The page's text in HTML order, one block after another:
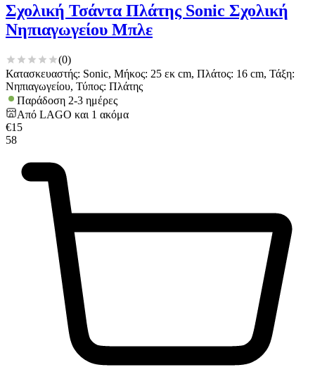
Σχολική Τσάντα Πλάτης Sonic Σχολική
Νηπιαγωγείου Μπλε
(0)
Κατασκευαστής: Sonic, Μήκος: 25 εκ cm, Πλάτος: 16 cm, Τάξη:
Νηπιαγωγείου, Τύπος: Πλάτης
Παράδοση 2-3 ημέρες
Από LAGO και 1 ακόμα
€15
58